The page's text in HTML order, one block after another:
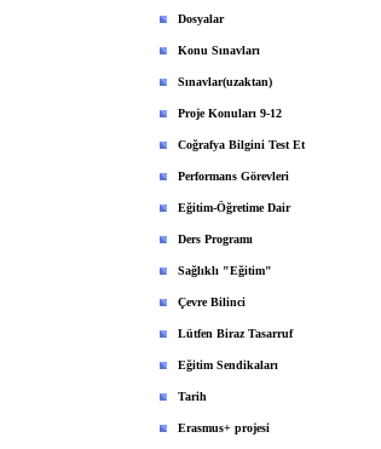
Dosyalar
Konu Sınavları
Sınavlar(uzaktan)
Proje Konuları 9-12
Coğrafya Bilgini Test Et
Performans Görevleri
Eğitim-Öğretime Dair
Ders Programı
Sağlıklı "Eğitim"
Çevre Bilinci
Lütfen Biraz Tasarruf
Eğitim Sendikaları
Tarih
Erasmus+ projesi